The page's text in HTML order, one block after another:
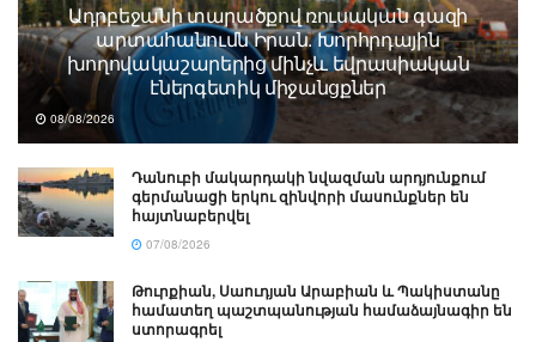
Ադրբեջանի տարածքով ռուսական գազի
արտահանումն Իրան. Խորհրդային
խողովակաշարերից մինչև եվրասիական
էներգետիկ միջանցքներ
08/08/2026
Դանուբի մակարդակի նվազման արդյունքում
գերմանացի երկու զինվորի մասունքներ են
հայտնաբերվել
07/08/2026
Թուրքիան, Սաուդյան Արաբիան և Պակիստանը
համատեղ պաշտպանության համաձայնագիր են
ստորագրել